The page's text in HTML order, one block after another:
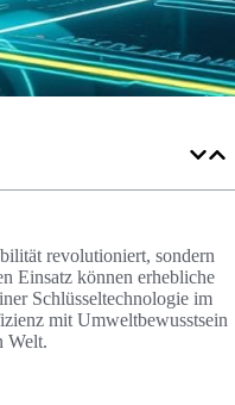
revolutioniert, sondern
Einsatz können erhebliche
Schlüsseltechnologie im
mit Umweltbewusstsein
Welt.